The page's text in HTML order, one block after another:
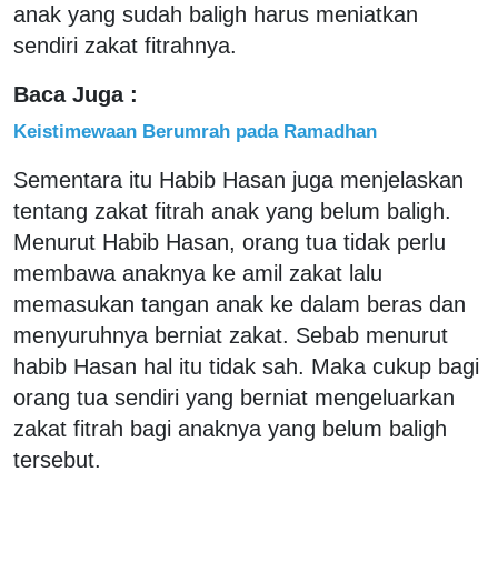
anak yang sudah baligh harus meniatkan
sendiri zakat fitrahnya.
Baca Juga :
Keistimewaan Berumrah pada Ramadhan
Sementara itu Habib Hasan juga menjelaskan
tentang zakat fitrah anak yang belum baligh.
Menurut Habib Hasan, orang tua tidak perlu
membawa anaknya ke amil zakat lalu
memasukan tangan anak ke dalam beras dan
menyuruhnya berniat zakat. Sebab menurut
habib Hasan hal itu tidak sah. Maka cukup bagi
orang tua sendiri yang berniat mengeluarkan
zakat fitrah bagi anaknya yang belum baligh
tersebut.